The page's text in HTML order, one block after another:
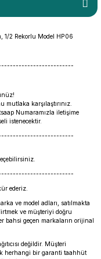
1/2 Rekorlu Model HP06
karşılaştırınız.
Numaramızla iletişime
istenecektir.
ederiz.
ve model adları, satılmakta
ve müşteriyi doğru
bahsi geçen markaların orijinal
değildir. Müşteri
herhangi bir garanti taahhüt